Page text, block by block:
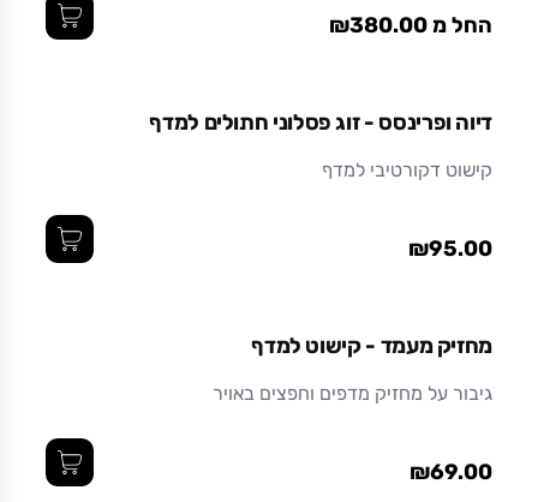
החל מ ₪380.00
דיוה ופרינסס - זוג פסלוני חתולים למדף
קישוט דקורטיבי למדף
₪95.00
מחזיק מעמד - קישוט למדף
גיבור על מחזיק מדפים וחפצים באויר
₪69.00